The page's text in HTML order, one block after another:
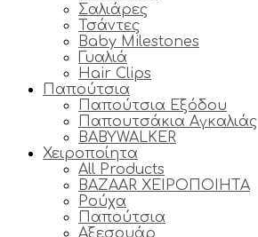
Σαλιάρες
Τσάντες
Baby Milestones
Γυαλιά
Hair Clips
Παπούτσια
Παπούτσια Εξόδου
Παπουτσάκια Αγκαλιάς
BABYWALKER
Χειροποίητα
All Products
BAZAAR ΧΕΙΡΟΠΟΙΗΤΑ
Ρούχα
Παπούτσια
Αξεσουάρ